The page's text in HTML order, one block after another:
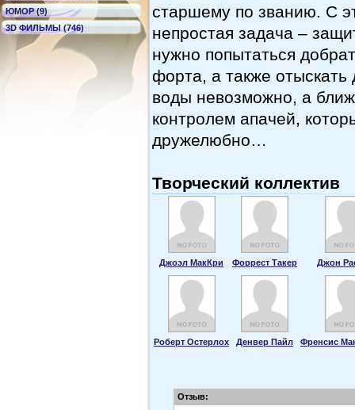
ЮМОР (9)
3D ФИЛЬМЫ (746)
старшему по званию. С
непростая задача –
нужно попытаться
форта, а также
воды невозможно, а
контролем апачей,
дружелюбно…
Творческий коллектив
Джоэл МакКри Форрест Такер Джон
Роберт Остерлох Денвер Пайл Френсис
Отзыв: